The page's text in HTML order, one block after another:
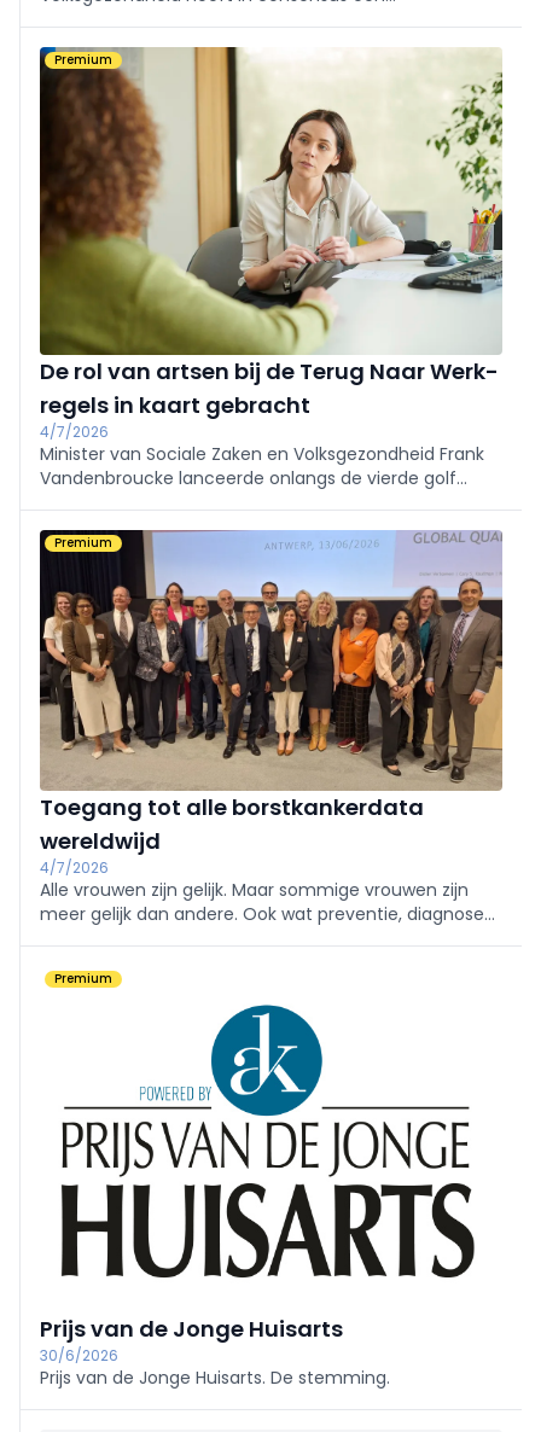
ziekenhuislandschap voor de komende tien jaar.
Premium
De rol van artsen bij de Terug Naar Werk-
regels in kaart gebracht
4/7/2026
Minister van Sociale Zaken en Volksgezondheid Frank
Vandenbroucke lanceerde onlangs de vierde golf
hij een belangrijke rol weggelegd voor artsen. We
zetten op een rij wat van artsen wordt verwacht.
Premium
Toegang tot alle borstkankerdata
wereldwijd
4/7/2026
Alle vrouwen zijn gelijk. Maar sommige vrouwen zijn
meer gelijk dan andere. Ook wat preventie, diagnose
Premium
Prijs van de Jonge Huisarts
30/6/2026
Prijs van de Jonge Huisarts. De stemming.